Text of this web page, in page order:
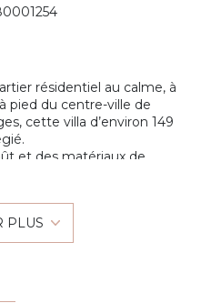
résidentiel au calme, à
pied du centre-ville de
cette villa d’environ 149
et des matériaux de
séjour avec cuisine
terrasse ensoleillée, trois
et des toilettes
PLUS